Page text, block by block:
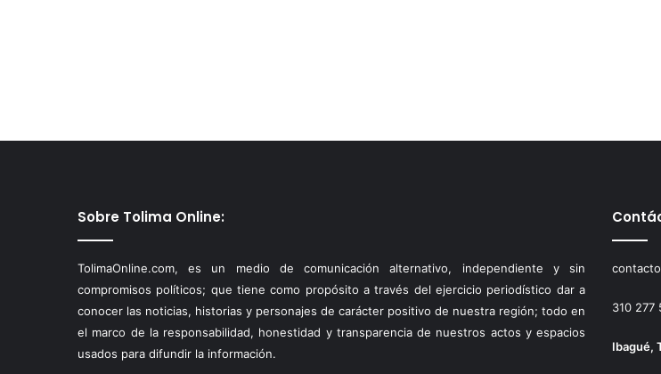
Sobre Tolima Online:
TolimaOnline.com, es un medio de comunicación alternativo, independiente y sin
compromisos políticos; que tiene como propósito a través del ejercicio periodístico dar a
conocer las noticias, historias y personajes de carácter positivo de nuestra región; todo en
el marco de la responsabilidad, honestidad y transparencia de nuestros actos y espacios
usados para difundir la información.
310 277
Ibagué,